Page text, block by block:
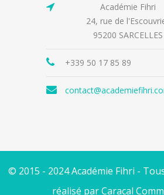
Académie Fihri
24, rue de
95200 SARCELLES
+339 50 17 85 89